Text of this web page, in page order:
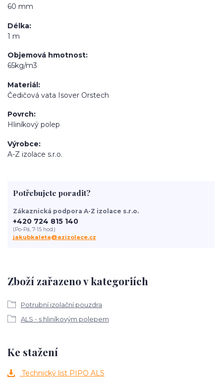
60 mm
Délka
1 m
Objemová hmotnost
65kg/m3
Materiál
Čedičová vata Isover Orstech
Povrch
Hliníkový polep
Výrobce
A-Z izolace s.r.o.
Zboží zařazeno v kategoriích
Potrubní izolační pouzdra
ALS - s hliníkovým polepem
Potřebujete poradit?
Zákaznická podpora A-Z izolace s.r.o.
+420 724 815 140
(Po-Pá, 7-15 hod.)
jakubkaleta@azizolace.cz
Ke stažení
Technický list PIPO ALS